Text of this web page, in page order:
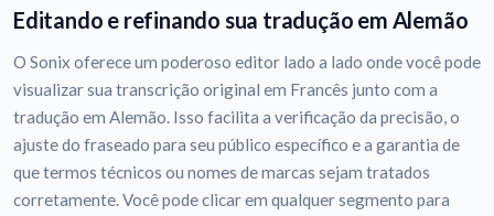
Editando e refinando sua tradução em Alemão
O Sonix oferece um poderoso editor lado a lado onde você pode
visualizar sua transcrição original em Francês junto com a
tradução em Alemão. Isso facilita a verificação da precisão, o
ajuste do fraseado para seu público específico e a garantia de
que termos técnicos ou nomes de marcas sejam tratados
corretamente. Você pode clicar em qualquer segmento para